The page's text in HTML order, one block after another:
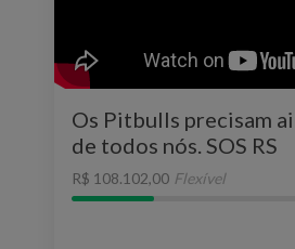
Os Pitbulls precisam
de todos nós. SOS RS
R$ 108.102,00 Flexível